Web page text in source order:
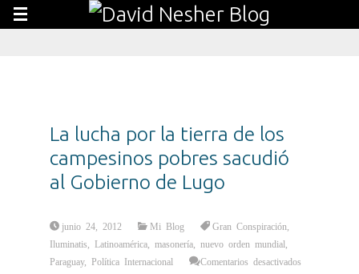
La lucha por la tierra de los
campesinos pobres sacudió
al Gobierno de Lugo
junio 24, 2012 Mi Blog Gran Conspiración
Iluminatis
Latinoamérica ,masonería ,nuevo orden mundial
Paraguay, Política Internacional
Comentarios desactivados